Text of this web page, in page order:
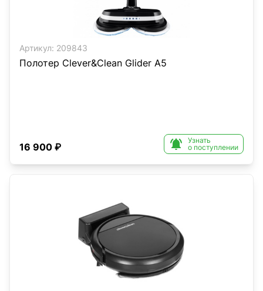
Артикул: 209843
Полотер Clever&Clean Glider A5
16 900 ₽ 
Узнать
о поступлении